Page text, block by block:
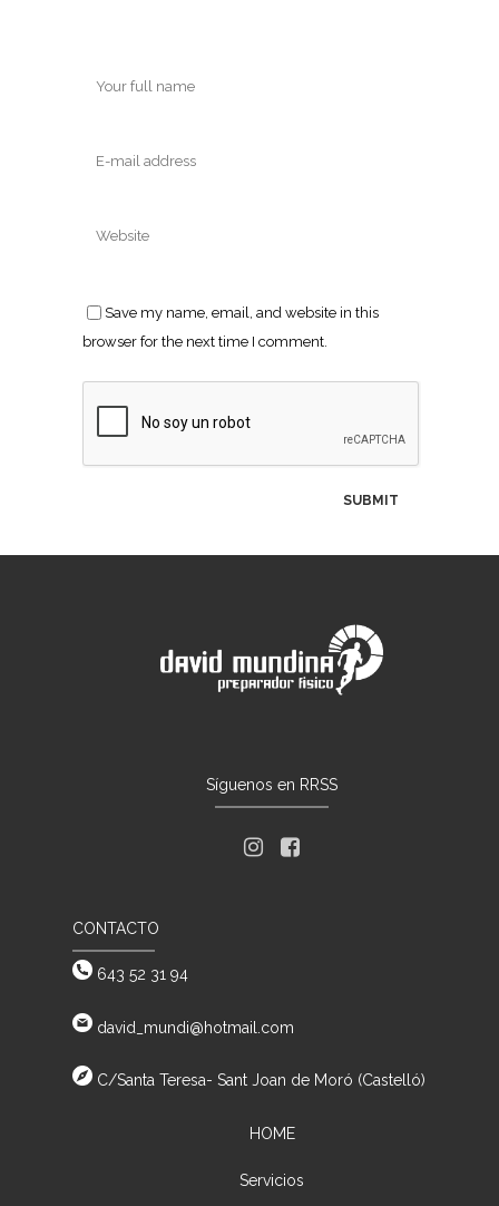
Save my name, email, and website in this
browser for the next time I comment.
Síguenos en RRSS
CONTACTO
643 52 31 94
david_mundi@hotmail.com
C/Santa Teresa- Sant Joan de Moró (Castelló)
HOME
Servicios